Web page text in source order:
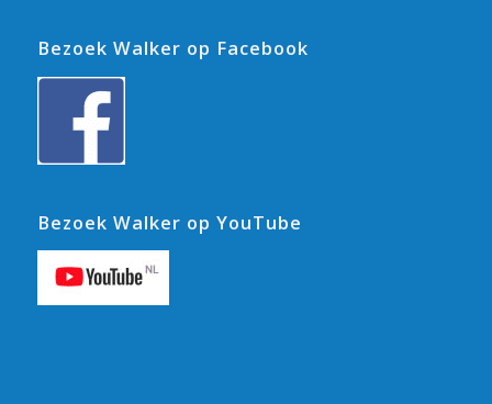
Bezoek Walker op Facebook
Bezoek Walker op YouTube